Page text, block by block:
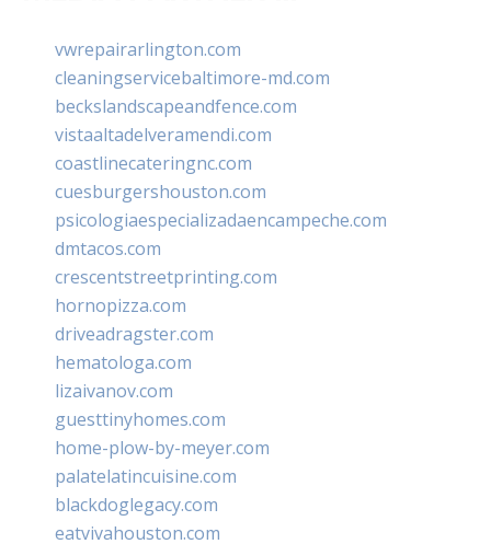
vwrepairarlington.com
cleaningservicebaltimore-md.com
beckslandscapeandfence.com
vistaaltadelveramendi.com
coastlinecateringnc.com
cuesburgershouston.com
psicologiaespecializadaencampeche.com
dmtacos.com
crescentstreetprinting.com
hornopizza.com
driveadragster.com
hematologa.com
lizaivanov.com
guesttinyhomes.com
home-plow-by-meyer.com
palatelatincuisine.com
blackdoglegacy.com
eatvivahouston.com